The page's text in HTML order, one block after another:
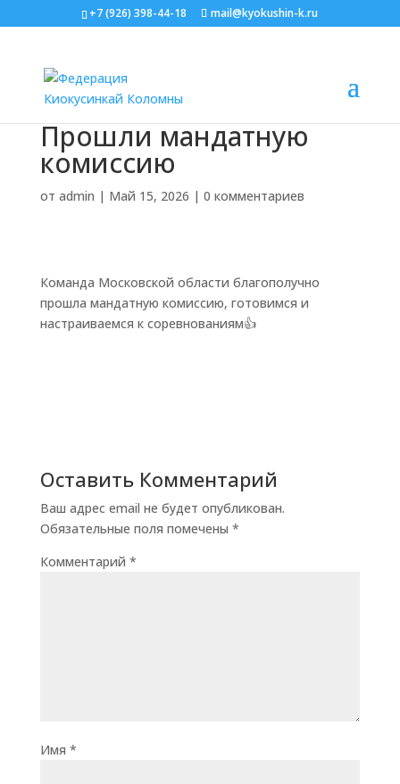
+7 (926) 398-44-18 mail@kyokushin-k.ru
Прошли мандатную
комиссию
от admin | Май 15, 2026 | 0 комментариев
Команда Московской области благополучно
прошла мандатную комиссию, готовимся и
настраиваемся к соревнованиям👍
Оставить Комментарий
Ваш адрес email не будет опубликован.
Обязательные поля помечены *
Комментарий *
Имя *